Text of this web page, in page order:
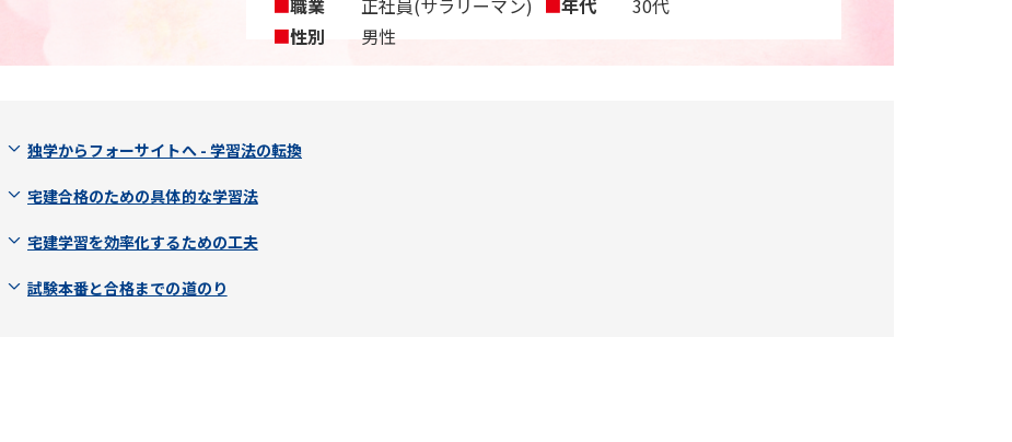
■職業
正社員(サラリーマン)
■性別 男性
■年代 30代
独学からフォーサイトへ - 学習法の転換
宅建合格のための具体的な学習法
宅建学習を効率化するための工夫
試験本番と合格までの道のり